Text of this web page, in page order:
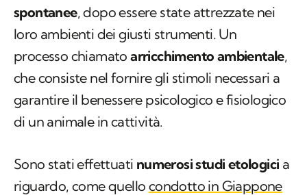
spontanee, dopo essere state attrezzate nei
loro ambienti dei giusti strumenti. Un
processo chiamatoarricchimento ambientale,
che consiste nel fornire gli stimoli necessari a
garantire il benessere psicologico e fisiologico
di un animale in cattività.
Sono stati effettuati numerosi studi etologici a
riguardo, come quello condotto in Giappone